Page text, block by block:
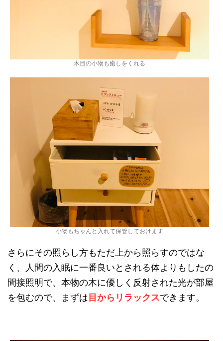
木目の小物も癒しをくれる
小物もちゃんと入れて保管しておけます
さらにその照らし方もただ上から照らすのではな
く、人間の入眠に一番良いとされる体よりもしたの
間接照明で、本物の木に優しく反射された光が部屋
を包むので、まずは 目からリラックスできます。